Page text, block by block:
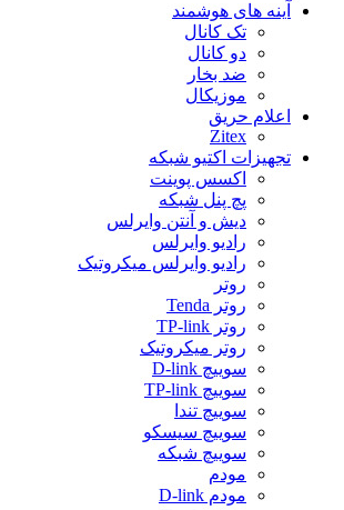
آینه های هوشمند
تک کانال
دو کانال
ضد بخار
موزیکال
اعلام حریق
Zitex
تجهیزات اکتیو شبکه
اکسس پوینت
پچ پنل شبکه
دیش و آنتن وایرلس
رادیو وایرلس
رادیو وایرلس میکروتیک
روتر
روتر Tenda
روتر TP-link
روتر میکروتیک
سوییچ D-link
سوییچ TP-link
سوییچ تندا
سوییچ سیسکو
سوییچ شبکه
مودم
مودم D-link